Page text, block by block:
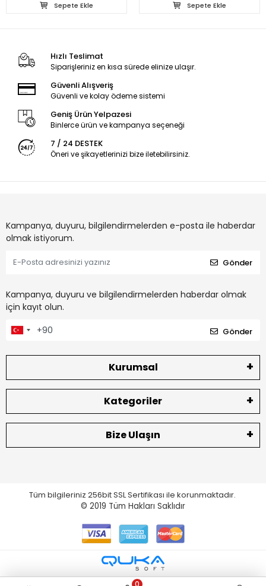
Sepete Ekle Sepete Ekle
Hızlı Teslimat
Siparişleriniz en kısa sürede elinize ulaşır.
Güvenli Alışveriş
Güvenli ve kolay ödeme sistemi
Geniş Ürün Yelpazesi
Binlerce ürün ve kampanya seçeneği
7 / 24 DESTEK
Öneri ve şikayetlerinizi bize iletebilirsiniz.
Kampanya, duyuru, bilgilendirmelerden e-posta ile haberdar
olmak istiyorum.
Gönder
Kampanya, duyuru ve bilgilendirmelerden haberdar olmak
için kayıt olun.
Gönder
Kurumsal
Kategoriler
Bize Ulaşın
Tüm bilgileriniz 256bit SSL Sertifikası ile korunmaktadır.
© 2019 Tüm Hakları Saklıdır